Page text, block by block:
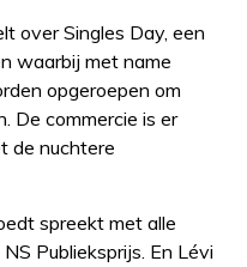
over Singles Day, een
waarbij met name
opgeroepen om
De commercie is er
de nuchtere
spreekt met alle
Publieksprijs. En Lévi